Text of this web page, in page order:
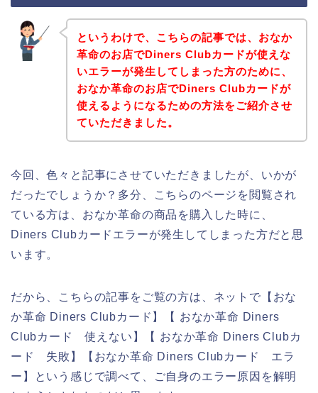
というわけで、こちらの記事では、おなか
革命のお店でDiners Clubカードが使えな
いエラーが発生してしまった方のために、
おなか革命のお店でDiners Clubカードが
使えるようになるための方法をご紹介させ
ていただきました。
今回、色々と記事にさせていただきましたが、いかが
だったでしょうか？多分、こちらのページを閲覧され
ている方は、おなか革命の商品を購入した時に、
Diners Clubカードエラーが発生してしまった方だと思
います。
だから、こちらの記事をご覧の方は、ネットで【おな
か革命 Diners Clubカード】【 おなか革命 Diners
Clubカード 使えない】【 おなか革命 Diners Clubカ
ード 失敗】【おなか革命 Diners Clubカード エラ
ー】という感じで調べて、ご自身のエラー原因を解明